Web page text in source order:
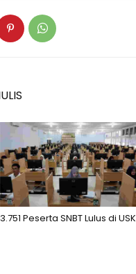
3.751 Peserta SNBT Lulus di USK